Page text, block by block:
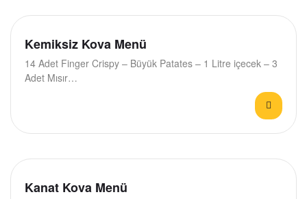
Kemiksiz Kova Menü
14 Adet Finger Crispy – Büyük Patates – 1 Litre içecek – 3
Adet Mısır…
Kanat Kova Menü